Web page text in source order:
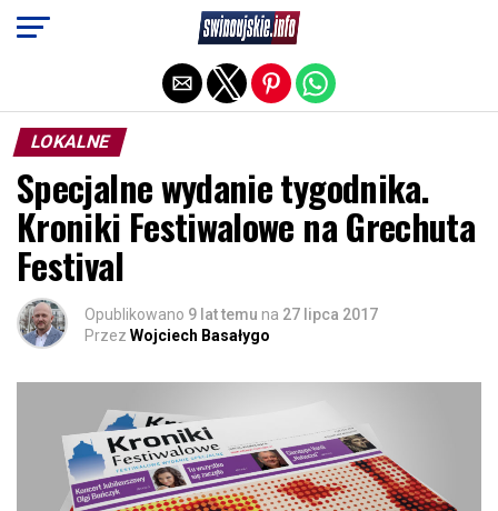
LOKALNE
Specjalne wydanie tygodnika.
Kroniki Festiwalowe na Grechuta
Festival
Opublikowano 9 lat temu na 27 lipca 2017
Przez Wojciech Basałygo
Exit mobile version